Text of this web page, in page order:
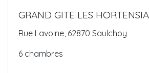
GRAND GITE LES
Rue Lavoine, 62870 Saulchoy
6 chambres